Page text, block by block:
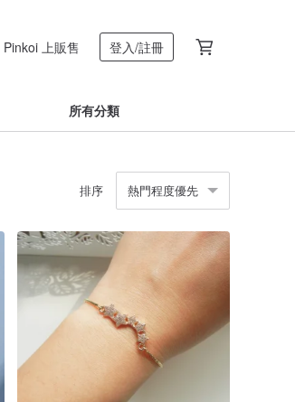
上販售 登入/註冊
所有分類
排序 熱門程度優先